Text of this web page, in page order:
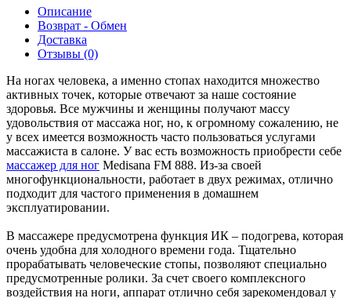
Описание
Возврат - Обмен
Доставка
Отзывы (0)
На ногах человека, а именно стопах находится множество
активных точек, которые отвечают за наше состояние
здоровья. Все мужчины и женщины получают массу
удовольствия от массажа ног, но, к огромному сожалению, не
у всех имеется возможность часто пользоваться услугами
массажиста в салоне. У вас есть возможность приобрести себе
массажер для ног Medisana FM 888. Из-за своей
многофункциональности, работает в двух режимах, отлично
подходит для частого применения в домашнем
эксплуатировании.
В массажере предусмотрена функция ИК – подогрева, которая
очень удобна для холодного времени года. Тщательно
прорабатывать человеческие стопы, позволяют специально
предусмотренные ролики. За счет своего комплексного
воздействия на ноги, аппарат отлично себя зарекомендовал у